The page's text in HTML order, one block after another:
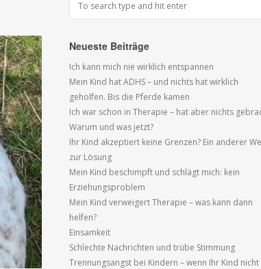
Neueste Beiträge
Ich kann mich nie wirklich entspannen
Mein Kind hat ADHS – und nichts hat wirklich
geholfen. Bis die Pferde kamen
Ich war schon in Therapie – hat aber nichts
Warum und was jetzt?
Ihr Kind akzeptiert keine Grenzen? Ein anderer
zur Lösung
Mein Kind beschimpft und schlägt mich: kein
Erziehungsproblem
Mein Kind verweigert Therapie – was kann dann
helfen?
Einsamkeit
Schlechte Nachrichten und trübe Stimmung
Trennungsangst bei Kindern – wenn Ihr Kind nicht